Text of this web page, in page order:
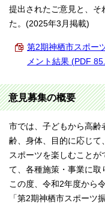
提出されたご意見と、そ
た。(2025年3月掲載)
第2期神栖市スポー
メント結果 (PDF
意見募集の概要
市では、子どもから高齢
齢、身体、目的に応じて
スポーツを楽しむことが
て、各種施策・事業に取
この度、令和2年度から
「第2期神栖市スポーツ